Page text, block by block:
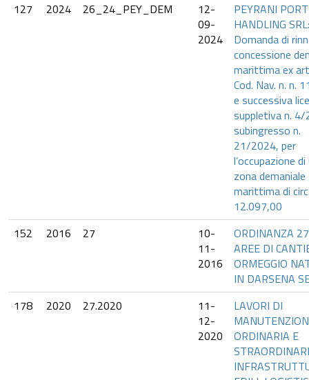
127
2024 26_24_PEY_DEM
12-
09-
2024
PEYRANI PORT
HANDLING SRL:
Domanda di
concessione
marittima ex
Cod. Nav. n. n.
e successiva
suppletiva n.
subingresso n.
21/2024, per
l’occupazione
zona demaniale
marittima di
12.097,00
152
2016 27
10-
11-
2016
ORDINANZA
AREE DI
ORMEGGIO
IN DARSENA
178
2020 27.2020
11-
12-
2020
LAVORI DI
ORDINARIA E